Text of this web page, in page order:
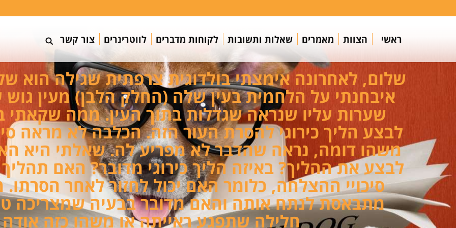
ראשי הצוות מאמרים שאלות ותשובות לקוחות מדברים לווטרינרים צור קשר
שלום, לאחרונה אימצתי בולדוגית צרפתית שגילה הוא
איבחנתי על הלחמית בעין שלה (החלק הלבן) מעין
שערות עליו שנראה שגדלות בתוך העין. ממה שקאתי
לבצע הליך כירוגי להסרת העור הזה. הכלבה לא מראה
משהו דומה, נראה שהדבר לא מפריע לה. שאלתי היא
לבצע את ההליך? באיזה הליך כירוגי מדובר? האם
סיכויי ההצלחה, כלומר האם יכול לחזור לאחר
מתבאסת לנתח אותה והאם מדובר בבעיה שמצריכה
חלילה שתפגע ראייתה או משהו כזה